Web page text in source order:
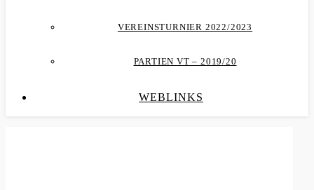
VEREINSTURNIER 2022/2023
PARTIEN VT – 2019/20
WEBLINKS